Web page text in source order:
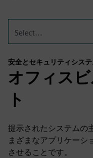
Select...
安全とセキュリティシステ
オフィス
ト
提示されたシステムの
まざまなアプリケーシ
させることです。